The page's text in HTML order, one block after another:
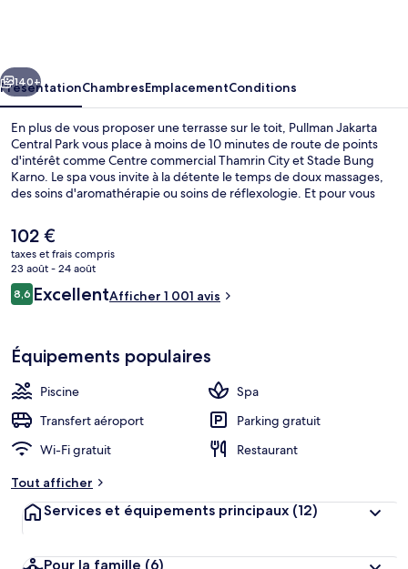
Suivant
140+
PrésentationChambresEmplacementConditions
En plus de vous proposer une terrasse sur le toit, Pullman Jakarta
Central Park vous place à moins de 10 minutes de route de points
d'intérêt comme Centre commercial Thamrin City et Stade Bung
Karno. Le spa vous invite à la détente le temps de doux massages,
des soins d'aromathérapie ou soins de réflexologie. Et pour vous
l'établissement Collage All Day Dining, qui est ouvert à l'heure du
petit déjeuner, du déjeuner et du dîner. Cet hôtel de luxe abrite en
outre une piscine extérieure, un bar / salon et une salle de fitness
ouverte 24 h/24. Les autres voyageurs adorent le personnel
attentionné et la proximité avec de nombreux magasins.
Le
prix
actuel
est
de
102 €
taxes et frais compris
23 août - 24 août
Avis
voyageurs
8,68,6 sur 10
ExcellentAfficher 1 001 avis
Équipements populaires
Piscine
Spa
Transfert aéroport
Parking gratuit
Wi-Fi gratuit
Restaurant
Tout afficher
Services et équipements principaux (12)
Pour la famille (6)